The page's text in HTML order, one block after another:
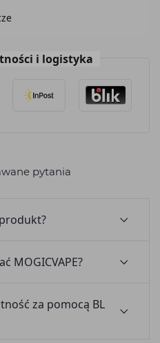
i logistyka
pytania
MOGICVAPE?
za pomocą BL